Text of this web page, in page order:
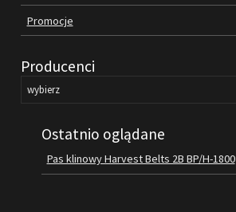
KATALOGI
OBRABIARKI DO DREWNA
SILNIKI ELEKTRYCZNE
KONTAKT
Promocje
Producenci
Ostatnio oglądane
Pas klinowy Harvest Belts 2B BP/H-1800